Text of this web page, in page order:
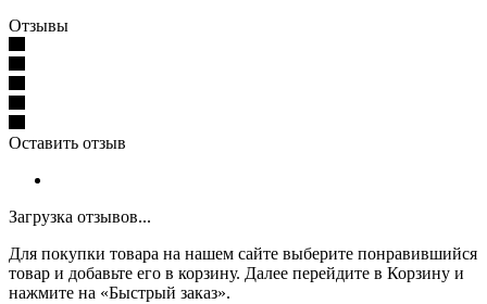
Отзывы
Оставить отзыв
Загрузка отзывов...
Для покупки товара на нашем сайте выберите понравившийся
товар и добавьте его в корзину. Далее перейдите в Корзину и
нажмите на «Быстрый заказ».